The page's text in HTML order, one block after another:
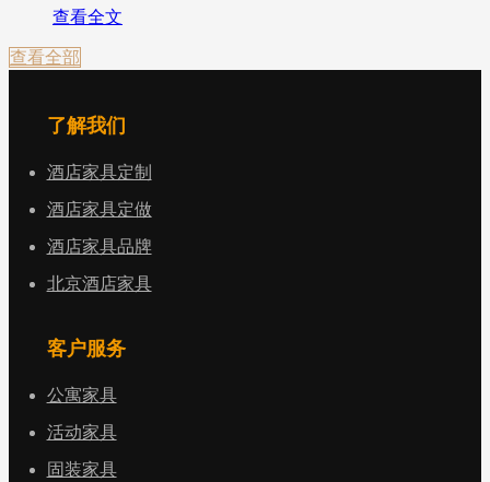
查看全文
查看全部
了解我们
酒店家具定制
酒店家具定做
酒店家具品牌
北京酒店家具
客户服务
公寓家具
活动家具
固装家具